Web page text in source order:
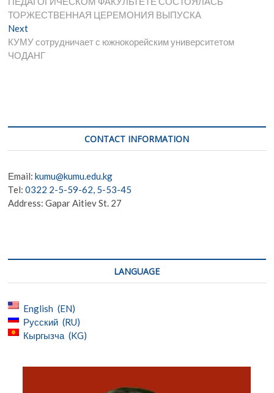
o
k
m p
p
er
ТОРЖЕСТВЕННАЯ ЦЕРЕМОНИЯ ВЫПУСКА
NextNext
post:
КУМУ сотрудничает с южнокорейским университетом
ЧОДАНГ
CONTACT INFORMATION
Еmail:kumu@kumu.edu.kg
Тel:0322 2-5-59-62, 5-53-45
Address: Gapar Aitiev St. 27
LANGUAGE
English
EN
Русский
RU
Кыргызча
KG